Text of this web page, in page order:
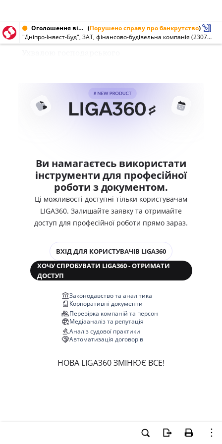
Оголошення від 05.05.2012 № 23074060 (Порушено справу про банкрутство)
"Дніпро-Інвест-Буд", ЗАТ, фінансово-будівельна компанія (23074060)
Ви намагаєтесь використати
інструменти для професійної
роботи з документом.
Ці можливості доступні тільки користувачам
LIGA360. Залишайте заявку та отримайте
доступ для професійної роботи прямо зараз.
ВХІД ДЛЯ КОРИСТУВАЧІВ LIGA360
ХОЧУ СПРОБУВАТИ LIGA360 - ОТРИМАТИ
ДОСТУП
Законодавство та аналітика
Корпоративні документи
Перевірка компаній та персон
Медіааналіз та репутація
Аналіз судової практики
Автоматизація договорів
НОВА LIGA360 ЗМІНЮЄ ВСЕ!